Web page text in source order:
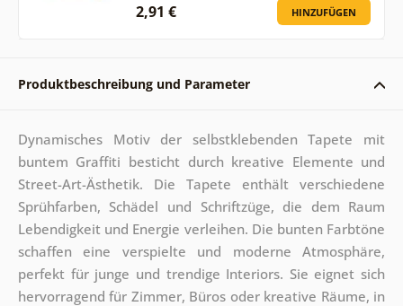
2,91 € HINZUFÜGEN
Produktbeschreibung und Parameter
Dynamisches Motiv der selbstklebenden Tapete mit
buntem Graffiti besticht durch kreative Elemente und
Street-Art-Ästhetik. Die Tapete enthält verschiedene
Sprühfarben, Schädel und Schriftzüge, die dem Raum
Lebendigkeit und Energie verleihen. Die bunten Farbtöne
schaffen eine verspielte und moderne Atmosphäre,
perfekt für junge und trendige Interiors. Sie eignet sich
hervorragend für Zimmer, Büros oder kreative Räume, in